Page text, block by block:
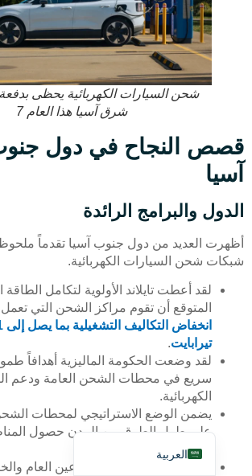
شحن السيارات الكهربائية يحظى
شرق آسيا هذا العام 7
قصص النجاح في دول
آسيا
الدول والبرامج الرائدة
أظهرت العديد من دول جنوب آسيا تقدماً
شبكات شحن السيارات الكهربائية.
لقد أعطت تايلاند الأولوية لتكامل
المتوقع أن تقوم مراكز الشحن التي
تيرابايت.
لقد وضعت الحكومة الماليزية أهدافاً
سريع في محطات الشحن العامة ودعم
الكهربائية.
يضمن الوضع الاستراتيجي لمحطات الشحن
على طول الطرق بين المدن حصول
الطلب على خدمة موثوقة.
تهدف الشراكات بين القطاعين العام
العربية
English
Español
Português
Русский
Français
Türkçe
Bahasa Indonesia
Deutsch